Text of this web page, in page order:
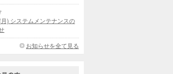
) システムメンテナンスの
お知らせを全て見る